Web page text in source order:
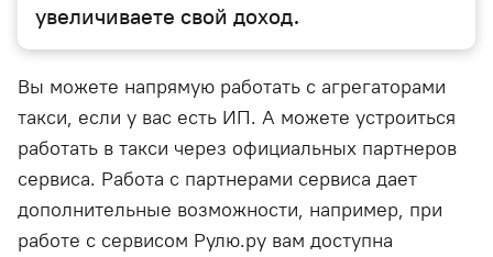
увеличиваете свой доход.
Вы можете напрямую работать с агрегаторами
такси, если у вас есть ИП. А можете устроиться
работать в такси через официальных партнеров
сервиса. Работа с партнерами сервиса дает
дополнительные возможности, например, при
работе с сервисом Рулю.ру вам доступна